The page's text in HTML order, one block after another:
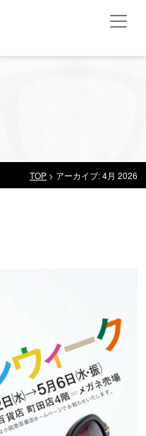
TOP > アーカイブ: 4月 2026